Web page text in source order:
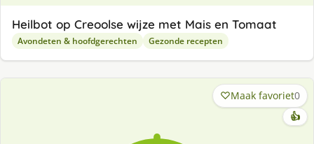
Heilbot op Creoolse wijze met Mais en Tomaat
Avondeten & hoofdgerechten Gezonde recepten
Maak favoriet0
👍